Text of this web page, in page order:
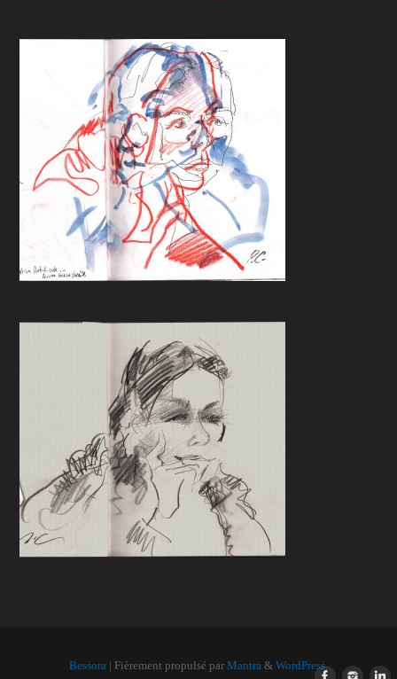
Bessora | Fièrement propulsé par Mantra & WordPress.